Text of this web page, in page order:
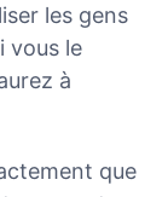
les gens
vous le
à
que